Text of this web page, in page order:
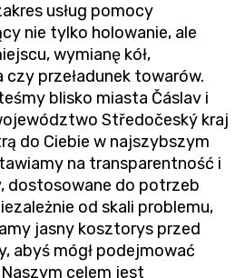
usług pomocy
nie tylko holowanie, ale
wymianę kół,
przeładunek towarów.
blisko miasta Čáslav i
Středočeský kraj
do Ciebie w najszybszym
na transparentność i
dostosowane do potrzeb
od skali problemu,
jasny kosztorys przed
abyś mógł podejmować
celem jest